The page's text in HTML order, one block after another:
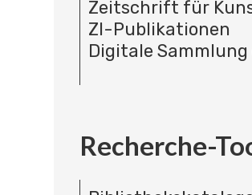
Zeitschrift für
ZI-Publikationen
Digitale
Recherche-